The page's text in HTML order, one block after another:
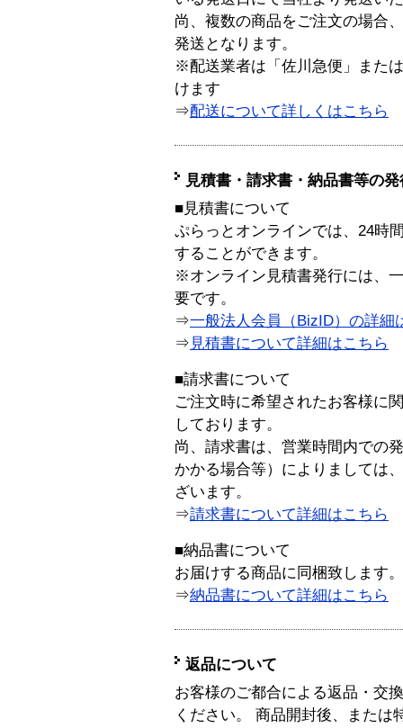
尚、複数の商品をご注文の場合
発送となります。
※配送業者は「佐川急便」また
けます
⇒配送について詳しくはこちら
見積書・請求書・納品書等の
■見積書について
ぷらっとオンラインでは、24時
することができます。
※オンライン見積書発行には、
要です。
⇒一般法人会員（BizID）の詳細
⇒ 見積書について詳細はこちら
■請求書について
ご注文時に希望されたお客様に
しております。
尚、請求書は、営業時間内での
かかる場合等）によりましては
ざいます。
⇒請求書について詳細はこちら
■納品書について
お届けする商品に同梱致します。
⇒納品書について詳細はこちら
返品について
お客様のご都合による返品・交
ください。 商品開封後、または